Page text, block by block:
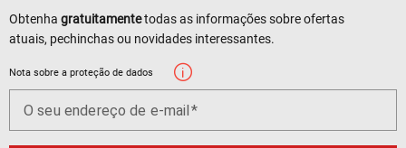
Obtenha gratuitamentetodas as informações sobre ofertas
atuais, pechinchas ou novidades interessantes.
Nota sobre a proteção de dados
O seu endereço de e-mail